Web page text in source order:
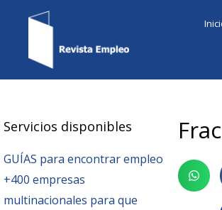
Servicios disponibles
GUÍAS para encontrar empleo
+400 empresas
multinacionales para que